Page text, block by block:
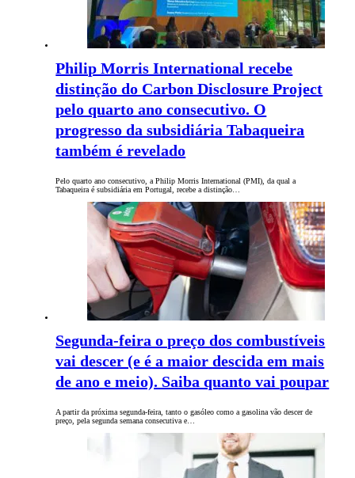
Philip Morris International recebe
distinção do Carbon Disclosure Project
pelo quarto ano consecutivo. O
progresso da subsidiária Tabaqueira
também é revelado
Pelo quarto ano consecutivo, a Philip Morris International (PMI), da qual a
Tabaqueira é subsidiária em Portugal, recebe a distinção…
Segunda-feira o preço dos combustíveis
vai descer (e é a maior descida em mais
de ano e meio). Saiba quanto vai poupar
A partir da próxima segunda-feira, tanto o gasóleo como a gasolina vão descer de
preço, pela segunda semana consecutiva e…